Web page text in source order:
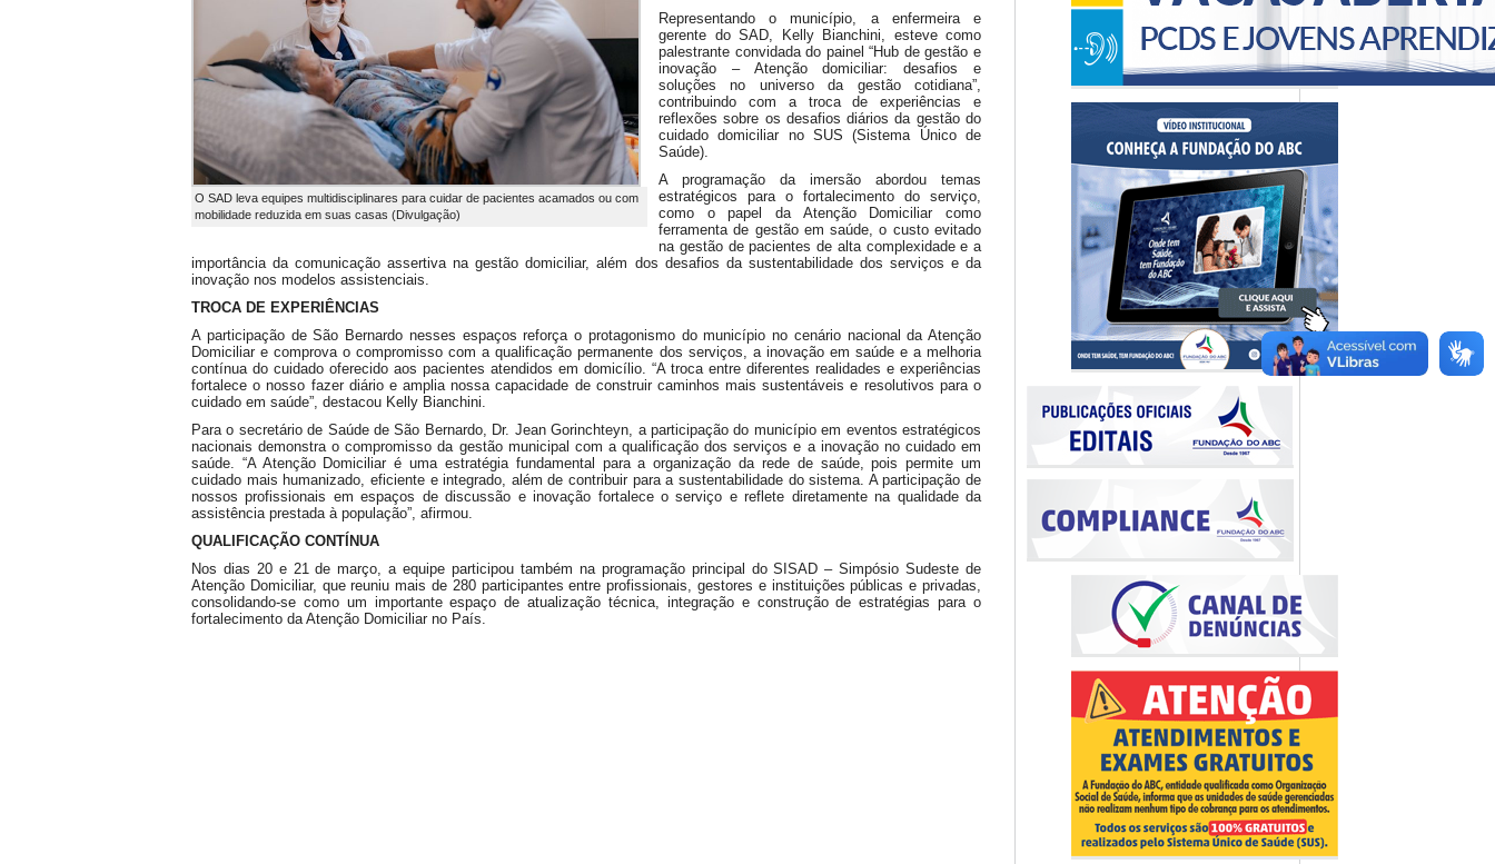
O SAD leva equipes multidisciplinares para cuidar de pacientes acamados ou com
mobilidade reduzida em suas casas (Divulgação)
Representando o município, a enfermeira e
gerente do SAD, Kelly Bianchini, esteve como
palestrante convidada do painel “Hub de gestão e
inovação – Atenção domiciliar: desafios e
soluções no universo da gestão cotidiana”,
contribuindo com a troca de experiências e
reflexões sobre os desafios diários da gestão do
cuidado domiciliar no SUS (Sistema Único de
Saúde).
A programação da imersão abordou temas
estratégicos para o fortalecimento do serviço,
como o papel da Atenção Domiciliar como
ferramenta de gestão em saúde, o custo evitado
na gestão de pacientes de alta complexidade e a
importância da comunicação assertiva na gestão domiciliar, além dos desafios da sustentabilidade dos serviços e da
inovação nos modelos assistenciais.
TROCA DE EXPERIÊNCIAS
A participação de São Bernardo nesses espaços reforça o protagonismo do município no cenário nacional da Atenção
Domiciliar e comprova o compromisso com a qualificação permanente dos serviços, a inovação em saúde e a melhoria
contínua do cuidado oferecido aos pacientes atendidos em domicílio. “A troca entre diferentes realidades e experiências
fortalece o nosso fazer diário e amplia nossa capacidade de construir caminhos mais sustentáveis e resolutivos para o
cuidado em saúde”, destacou Kelly Bianchini.
Para o secretário de Saúde de São Bernardo, Dr. Jean Gorinchteyn, a participação do município em eventos estratégicos
nacionais demonstra o compromisso da gestão municipal com a qualificação dos serviços e a inovação no cuidado em
saúde. “A Atenção Domiciliar é uma estratégia fundamental para a organização da rede de saúde, pois permite um
cuidado mais humanizado, eficiente e integrado, além de contribuir para a sustentabilidade do sistema. A participação de
nossos profissionais em espaços de discussão e inovação fortalece o serviço e reflete diretamente na qualidade da
assistência prestada à população”, afirmou.
QUALIFICAÇÃO CONTÍNUA
Nos dias 20 e 21 de março, a equipe participou também na programação principal do SISAD – Simpósio Sudeste de
Atenção Domiciliar, que reuniu mais de 280 participantes entre profissionais, gestores e instituições públicas e privadas,
consolidando-se como um importante espaço de atualização técnica, integração e construção de estratégias para o
fortalecimento da Atenção Domiciliar no País.